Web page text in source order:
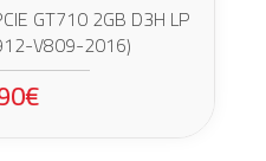
GT710 2GB D3H LP
V809-2016)